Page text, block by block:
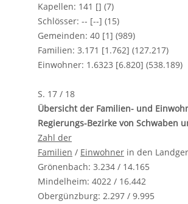
Kapellen: 141 [] (7)
Schlösser: -- [--] (15)
Gemeinden: 40 [1] (989)
Familien: 3.171 [1.762] (127.217)
Einwohner: 1.6323 [6.820] (538.189)
S. 17 / 18
Übersicht der Familien- und
Regierungs-Bezirke von Schwaben
Zahl der
Familien / Einwohner in den
Grönenbach: 3.234 / 14.165
Mindelheim: 4022 / 16.442
Obergünzburg: 2.297 / 9.995